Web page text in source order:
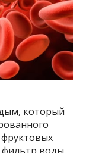
который